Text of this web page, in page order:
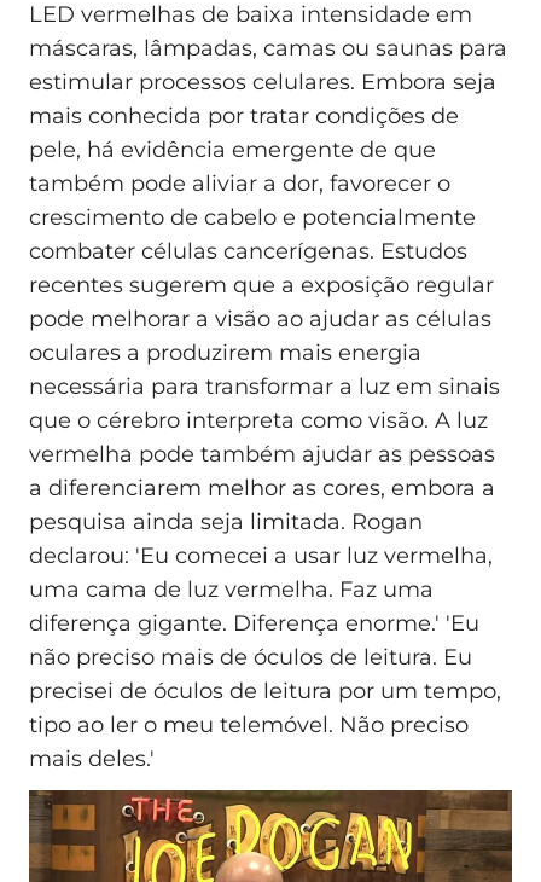
LED vermelhas de baixa intensidade em
máscaras, lâmpadas, camas ou saunas para
estimular processos celulares. Embora seja
mais conhecida por tratar condições de
pele, há evidência emergente de que
também pode aliviar a dor, favorecer o
crescimento de cabelo e potencialmente
combater células cancerígenas. Estudos
recentes sugerem que a exposição regular
pode melhorar a visão ao ajudar as células
oculares a produzirem mais energia
necessária para transformar a luz em sinais
que o cérebro interpreta como visão. A luz
vermelha pode também ajudar as pessoas
a diferenciarem melhor as cores, embora a
pesquisa ainda seja limitada. Rogan
declarou: 'Eu comecei a usar luz vermelha,
uma cama de luz vermelha. Faz uma
diferença gigante. Diferença enorme.' 'Eu
não preciso mais de óculos de leitura. Eu
precisei de óculos de leitura por um tempo,
tipo ao ler o meu telemóvel. Não preciso
mais deles.'